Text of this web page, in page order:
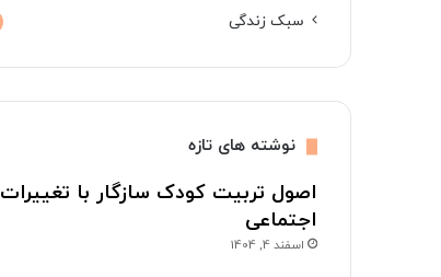
سبک زندگی
نوشته های تازه
اصول تربیت کودک سازگار با تغییرات
اجتماعی
اسفند 4, 1404